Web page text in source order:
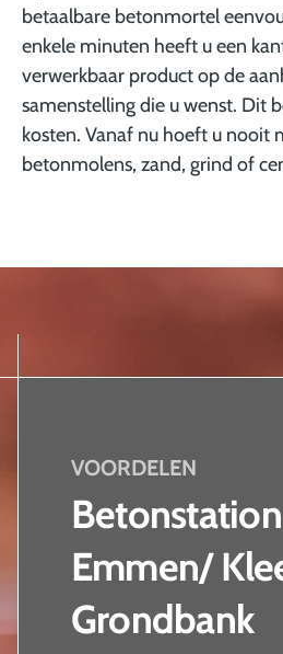
betaalbare betonmortel
enkele minuten heeft u een
verwerkbaar product op de
samenstelling die u wenst. Dit
kosten. Vanaf nu hoeft u nooit
betonmolens, zand, grind of
VOORDELEN
Betonstation
Emmen/
Grondbank